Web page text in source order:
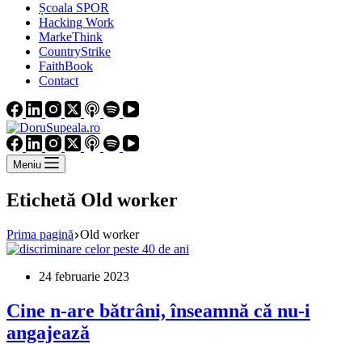
Școala SPOR
Hacking Work
MarkeThink
CountryStrike
FaithBook
Contact
Meniu
Etichetă Old worker
Prima pagină Old worker
24 februarie 2023
Cine n-are bătrâni, înseamnă că nu-i
angajează